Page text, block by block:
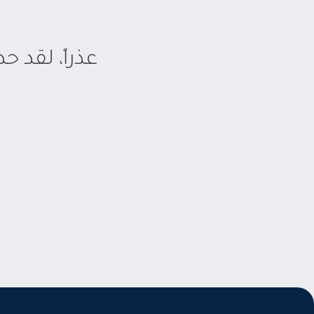
عذراً، لقد